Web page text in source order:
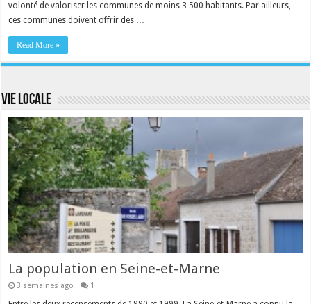
volonté de valoriser les communes de moins 3 500 habitants. Par ailleurs,
ces communes doivent offrir des …
Read More »
Vie locale
La population en Seine-et-Marne
3 semaines ago 1